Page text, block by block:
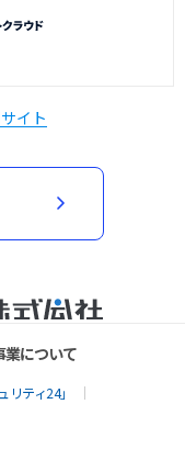
イト
業について
ティ24」